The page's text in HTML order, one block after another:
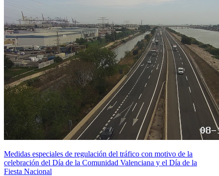
Medidas especiales de regulación del tráfico con motivo de la
celebración del Día de la Comunidad Valenciana y el Día de la
Fiesta Nacional